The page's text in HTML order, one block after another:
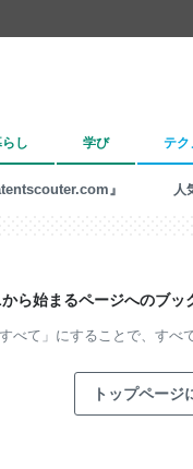
し 学び テク
』 人
ら始まるページへのブッ
べて」にすることで、 すべ
トップページ